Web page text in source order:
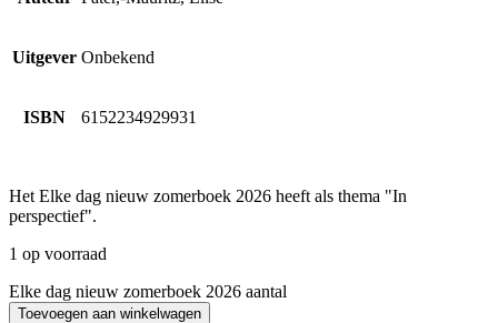
Uitgever Onbekend
ISBN 6152234929931
Het Elke dag nieuw zomerboek 2026 heeft als thema "In
perspectief".
1 op voorraad
Elke dag nieuw zomerboek 2026 aantal
Toevoegen aan winkelwagen